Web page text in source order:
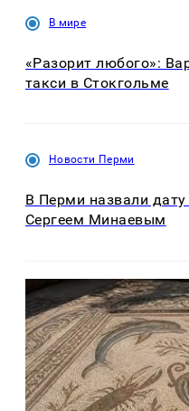
В мире
«Разорит любого»:
такси в Стокгольме
Новости Перми
В Перми назвали
Сергеем Минаевым